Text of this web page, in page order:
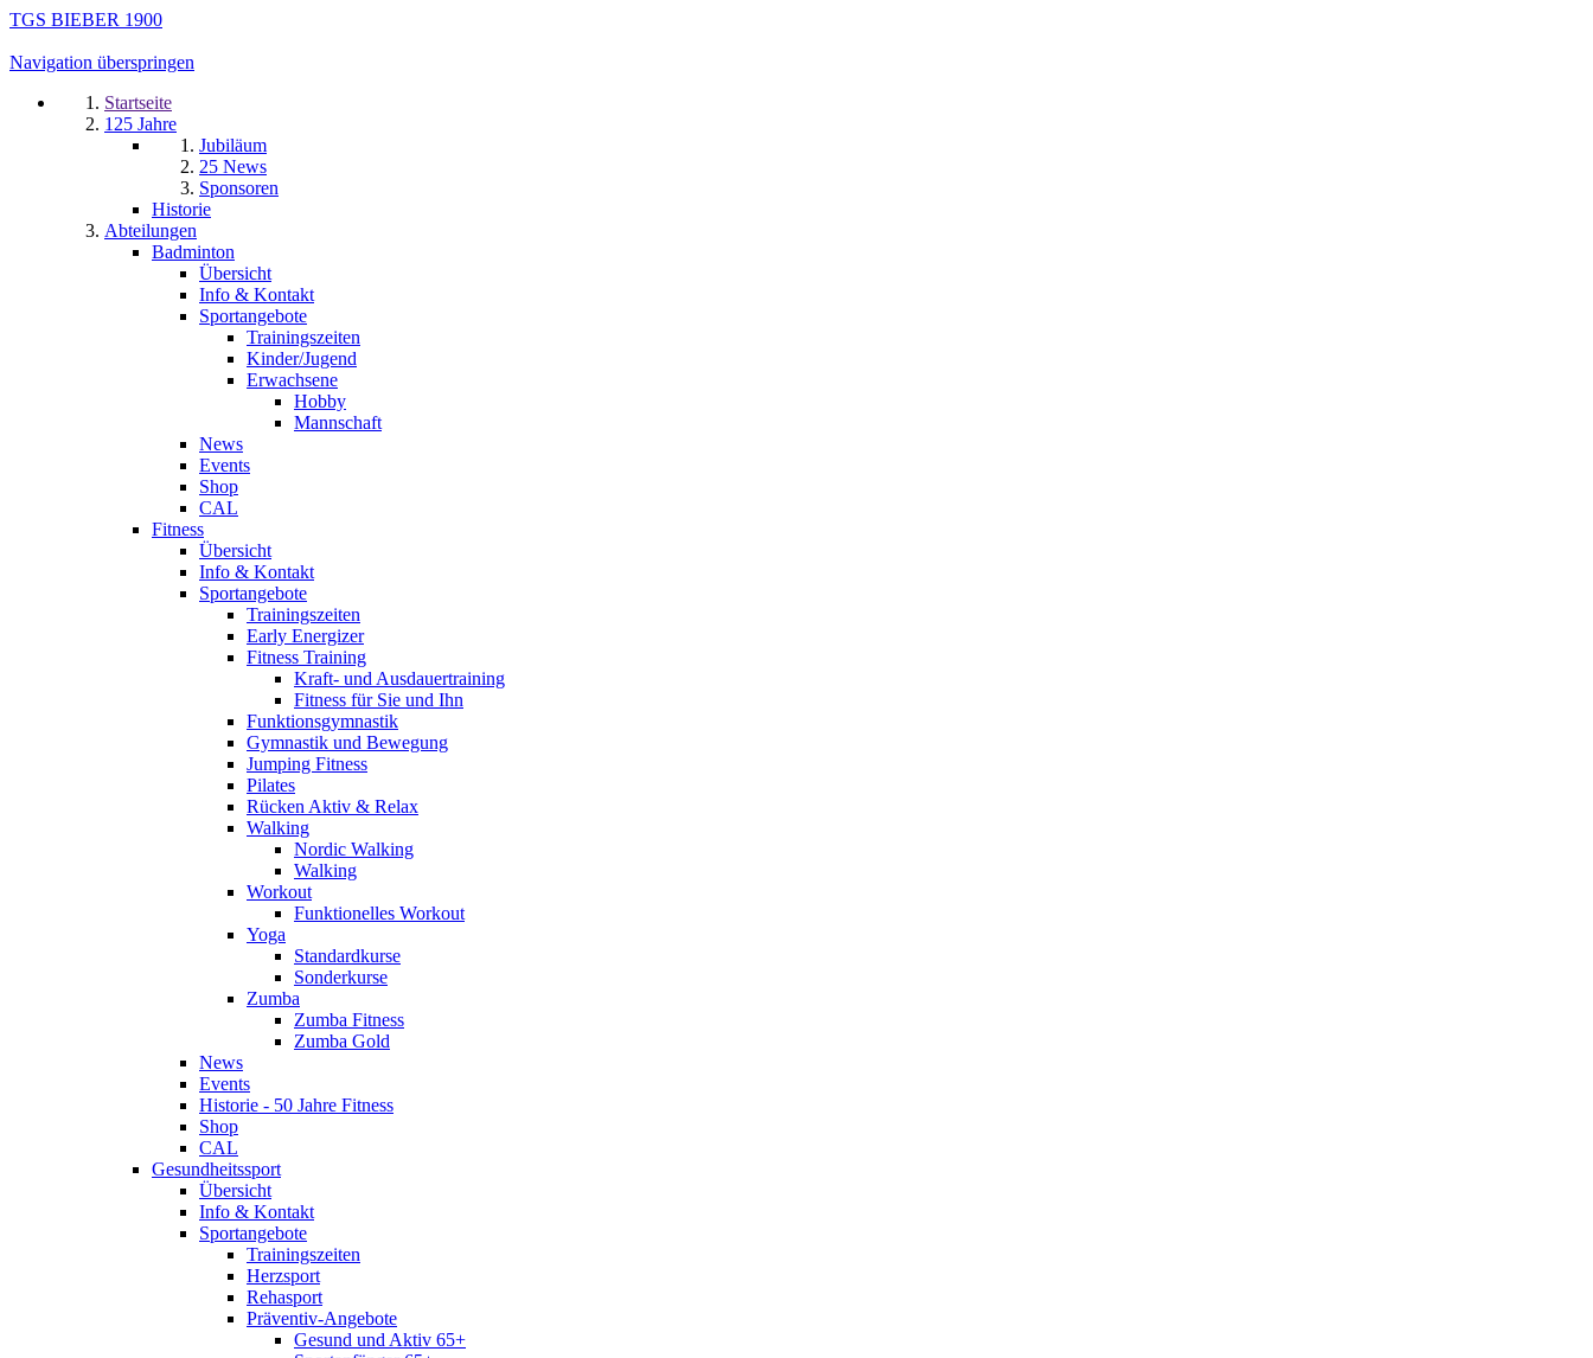
TGS BIEBER 1900
Navigation überspringen
Startseite
125 Jahre
Jubiläum
25 News
Sponsoren
Historie
Abteilungen
Badminton
Übersicht
Info & Kontakt
Sportangebote
Trainingszeiten
Kinder/Jugend
Erwachsene
Hobby
Mannschaft
News
Events
Shop
CAL
Fitness
Übersicht
Info & Kontakt
Sportangebote
Trainingszeiten
Early Energizer
Fitness Training
Kraft- und Ausdauertraining
Fitness für Sie und Ihn
Funktionsgymnastik
Gymnastik und Bewegung
Jumping Fitness
Pilates
Rücken Aktiv & Relax
Walking
Nordic Walking
Walking
Workout
Funktionelles Workout
Yoga
Standardkurse
Sonderkurse
Zumba
Zumba Fitness
Zumba Gold
News
Events
Historie - 50 Jahre Fitness
Shop
CAL
Gesundheitssport
Übersicht
Info & Kontakt
Sportangebote
Trainingszeiten
Herzsport
Rehasport
Präventiv-Angebote
Gesund und Aktiv 65+